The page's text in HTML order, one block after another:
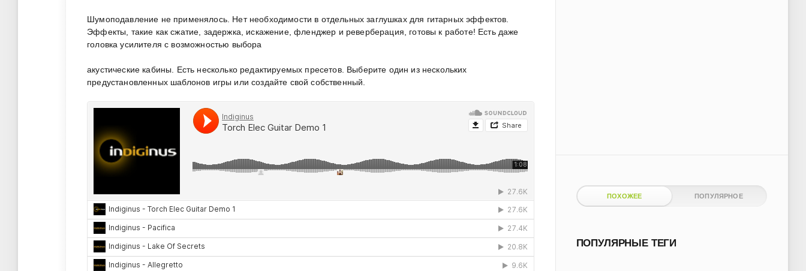
Шумоподавление не применялось. Нет необходимости в отдельных заглушках для гитарных эффектов.
Эффекты, такие как сжатие, задержка, искажение, фленджер и реверберация, готовы к работе! Есть даже
головка усилителя с возможностью выбора
акустические кабины. Есть несколько редактируемых пресетов. Выберите один из нескольких
предустановленных шаблонов игры или создайте свой собственный.
ПОХОЖЕЕ ПОПУЛЯРНОЕ
ПОПУЛЯРНЫЕ ТЕГИ